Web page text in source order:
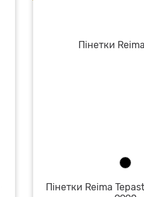
Пінетки Reima